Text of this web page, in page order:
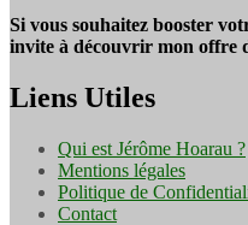
Si vous souhaitez booster
invite à découvrir mon offre
Liens Utiles
Qui est Jérôme Hoarau ?
Mentions légales
Politique de
Contact